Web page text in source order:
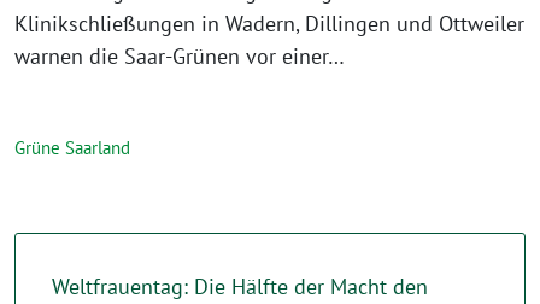
Klinikschließungen in Wadern, Dillingen und Ottweiler
warnen die Saar-Grünen vor einer…
Grüne Saarland
Weltfrauentag: Die Hälfte der Macht den